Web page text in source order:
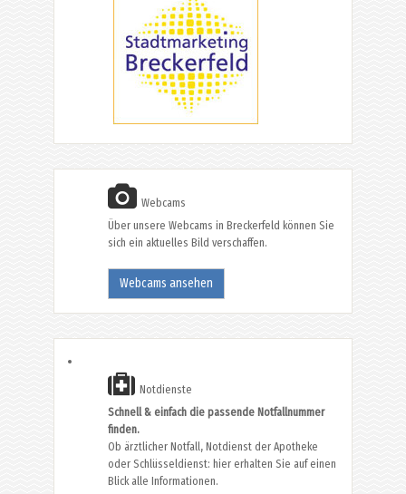
Webcams
Über unsere Webcams in Breckerfeld können Sie
sich ein aktuelles Bild verschaffen.
Webcams ansehen
Notdienste
Schnell & einfach die passende Notfallnummer
finden.
Ob ärztlicher Notfall, Notdienst der Apotheke
oder Schlüsseldienst: hier erhalten Sie auf einen
Blick alle Informationen.